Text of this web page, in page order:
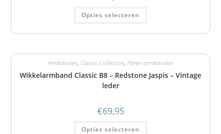
Opties selecteren
Armbanden, Classic Collection, Heren armbanden
Wikkelarmband Classic B8 – Redstone Jaspis – Vintage
leder
€69,95
Opties selecteren